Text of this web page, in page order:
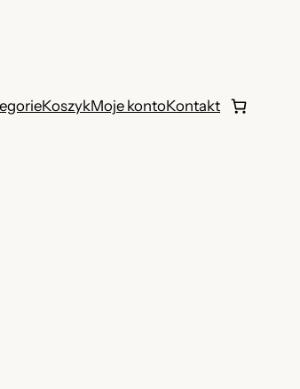
KoszykMoje kontoKontakt